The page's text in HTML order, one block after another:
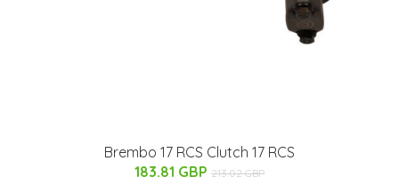
Brembo 17 RCS Clutch 17 RCS
183.81 GBP 213.02 GBP